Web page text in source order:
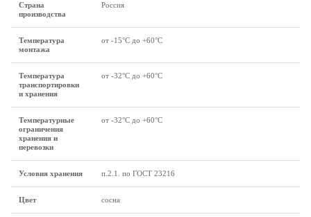
Страна
производства
Россия
Температура
монтажа
от -15°С до +60°С
Температура
транспортировки
и хранения
от -32°С до +60°С
Температурные
ограничения
хранения и
перевозки
от -32°С до +60°С
Условия хранения п.2.1. по ГОСТ 23216
Цвет сосна